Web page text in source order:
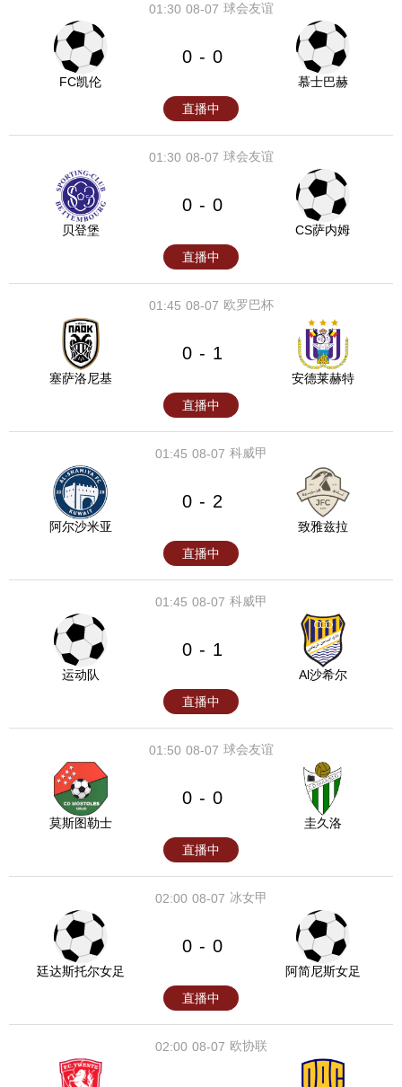
08-07
01:30 球会友谊
FC凯伦
0 - 0
慕士巴赫
直播中
08-07
01:30 球会友谊
贝登堡
0 - 0
CS萨内姆
直播中
08-07
01:45 欧罗巴杯
塞萨洛尼基
0 - 1
安德莱赫特
直播中
08-07
01:45 科威甲
阿尔沙米亚
0 - 2
致雅兹拉
直播中
08-07
01:45 科威甲
运动队
0 - 1
Al沙希尔
直播中
08-07
01:50 球会友谊
莫斯图勒士
0 - 0
圭久洛
直播中
08-07
02:00 冰女甲
廷达斯托尔女足
0 - 0
阿简尼斯女足
直播中
08-07
02:00 欧协联